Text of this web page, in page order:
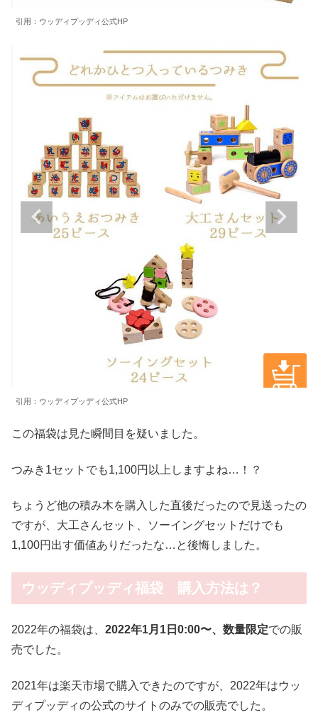
引用：ウッディプッディ公式HP
引用：ウッディプッディ公式HP
この福袋は見た瞬間目を疑いました。
つみき1セットでも1,100円以上しますよね…！？
ちょうど他の積み木を購入した直後だったので見送ったの
ですが、大工さんセット、ソーイングセットだけでも
1,100円出す価値ありだったな…と後悔しました。
ウッディプッディ福袋 購入方法は？
2022年の福袋は、 2022年1月 1 日 0:00〜、数量限定での販
売でした。
2021年は楽天市場で購入できたのですが、2022年はウッ
ディプッディの公式のサイトのみでの販売でした。